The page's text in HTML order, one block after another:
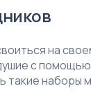
на
с
такие наборы